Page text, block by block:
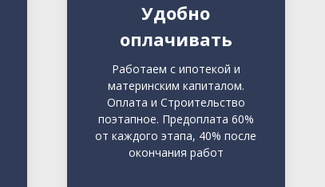
Удобно
оплачивать
Работаем с ипотекой и
материнским капиталом.
Оплата и Строительство
поэтапное. Предоплата 60%
от каждого этапа, 40% после
окончания работ